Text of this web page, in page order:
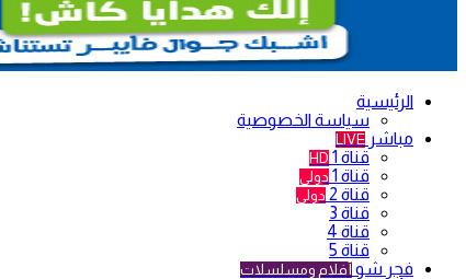
الرئيسية
سياسة الخصوصية
مباشر LIVE
قناة 1 HD
قناة 1 دولي
قناة 2 دولي
قناة 3
قناة 4
قناة 5
فجر شو أفلام ومسلسلات